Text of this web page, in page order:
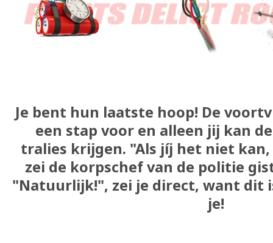
Je bent hun laatste hoop! De
een stap voor en alleen jij kan
tralies krijgen. "Als jíj het niet
zei de korpschef van de politie
"Natuurlijk!", zei je direct, want dit
je!